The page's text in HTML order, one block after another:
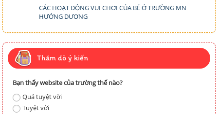
CÁC HOẠT ĐỘNG VUI CHƠI CỦA BÉ Ở TRƯỜNG MN
HƯỚNG DƯƠNG
Thăm dò ý kiến
Bạn thấy website của trường thế nào?
Quá tuyệt vời
Tuyệt vời